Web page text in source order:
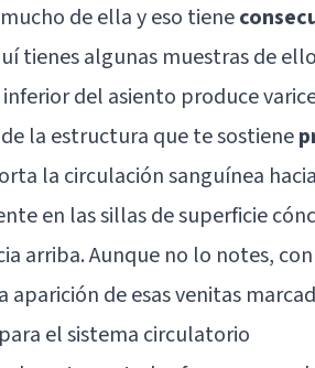
de ella y eso tiene
tienes algunas muestras de
del asiento produce
la estructura que te sostiene
la circulación sanguínea
en las sillas de superficie
arriba. Aunque no lo notes,
aparición de esas venitas
el sistema circulatorio